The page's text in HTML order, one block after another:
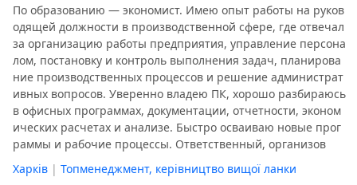
По образованию — экономист. Имею опыт работы на руков
одящей должности в производственной сфере, где отвечал
за организацию работы предприятия, управление персона
лом, постановку и контроль выполнения задач, планирова
ние производственных процессов и решение администрат
ивных вопросов. Уверенно владею ПК, хорошо разбираюсь
в офисных программах, документации, отчетности, эконом
ических расчетах и анализе. Быстро осваиваю новые прог
раммы и рабочие процессы. Ответственный, организов
Харків | Топменеджмент, керівництво вищої ланки